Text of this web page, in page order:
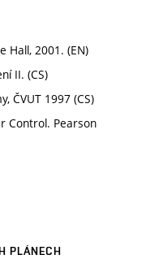
Hall, 2001. (EN)
II. (CS)
ČVUT 1997 (CS)
Control. Pearson
PLÁNECH